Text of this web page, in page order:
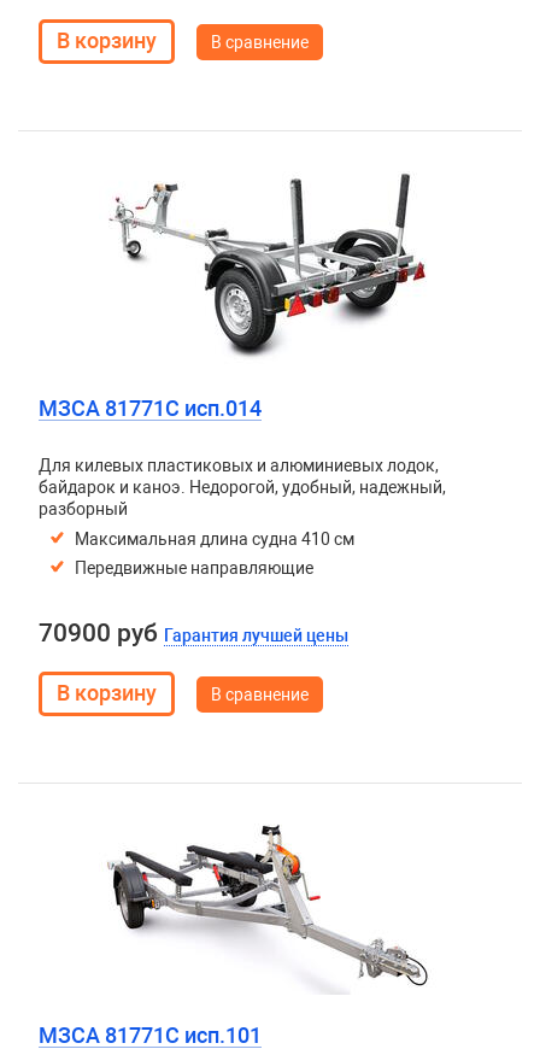
В сравнение
МЗСА 81771C исп.014
Для килевых пластиковых и алюминиевых лодок,
байдарок и каноэ. Недорогой, удобный, надежный,
разборный
Максимальная длина судна 410 см
Передвижные направляющие
70900 руб Гарантия лучшей цены
В сравнение
МЗСА 81771C исп.101